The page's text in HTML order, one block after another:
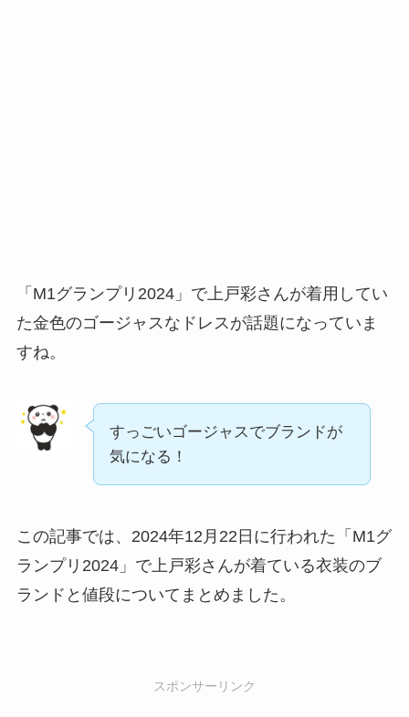
「M1グランプリ2024」で上戸彩さんが着用してい
た金色のゴージャスなドレスが話題になっていま
すね。
すっごいゴージャスでブランドが
気になる！
この記事では、2024年12月22日に行われた「M1グ
ランプリ2024」で上戸彩さんが着ている衣装のブ
ランドと値段についてまとめました。
スポンサーリンク